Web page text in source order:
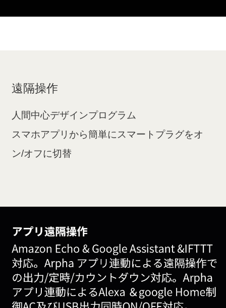
遠隔操作
人間中心デザインプログラム
スマホアプリから簡単にスマートプラグをオ
ン/オフに切替